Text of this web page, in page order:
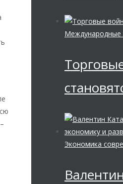
Международные
Экономика